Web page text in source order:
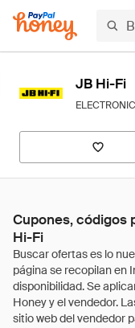
JB Hi-Fi
Cupones, códigos
Hi-Fi